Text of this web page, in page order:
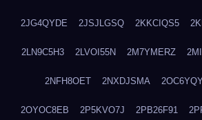
2JG4QYDE 2JSJLGSQ 2KKCIQS5
2LN9C5H3 2LVOI55N 2M7YMERZ
2NFH8OET 2NXDJSMA
2OYOC8EB 2P5KVO7J 2PB26F91